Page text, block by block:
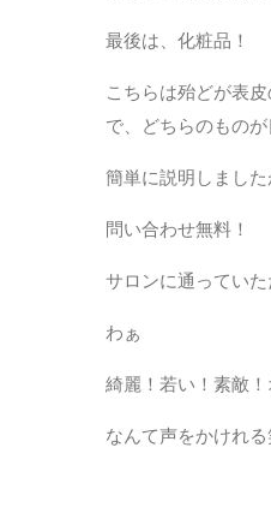
最後は、化粧品！
こちらは殆どが表
で、どちらのもの
簡単に説明しまし
問い合わせ無料！
サロンに通ってい
わぁ
綺麗！若い！素敵
なんて声をかけれ